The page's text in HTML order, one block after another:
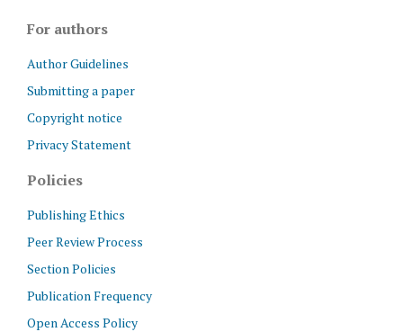
For authors
Author Guidelines
Submitting a paper
Copyright notice
Privacy Statement
Policies
Publishing Ethics
Peer Review Process
Section Policies
Publication Frequency
Open Access Policy